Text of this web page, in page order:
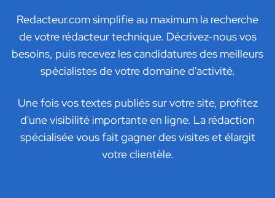
Redacteur.com simplifie au maximum la recherche
de votre rédacteur technique. Décrivez-nous vos
besoins, puis recevez les candidatures des meilleurs
spécialistes de votre domaine d'activité.
Une fois vos textes publiés sur votre site, profitez
d'une visibilité importante en ligne. La rédaction
spécialisée vous fait gagner des visites et élargit
votre clientèle.